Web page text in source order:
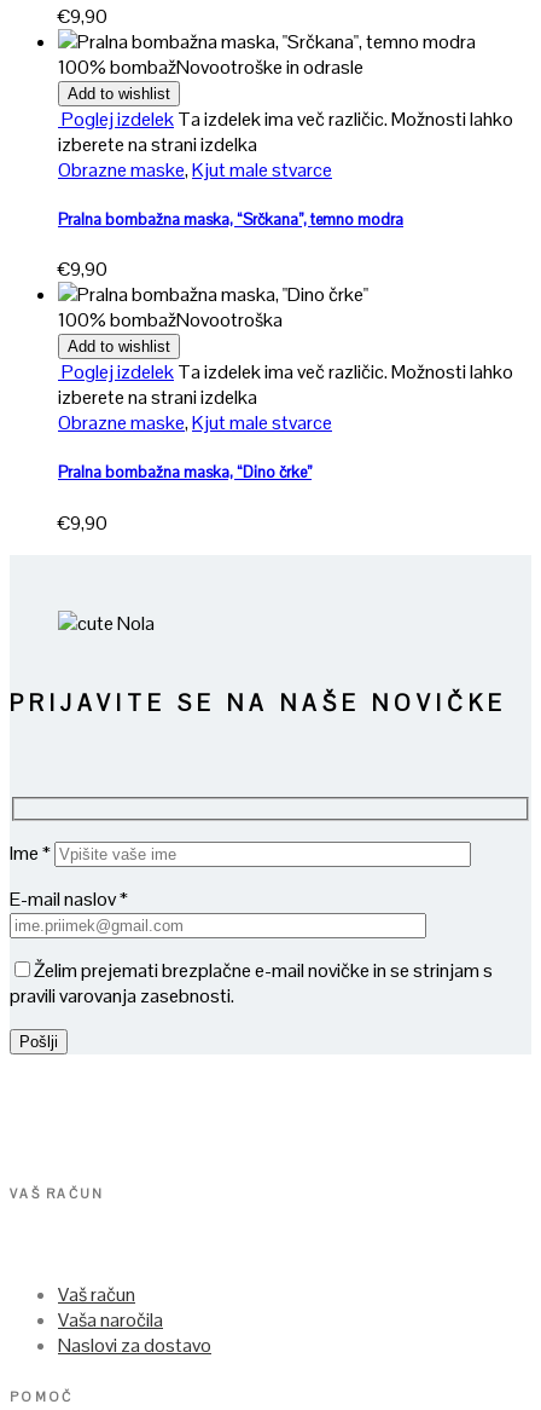
€9,90
100% bombažNovootroške in odrasle
Add to wishlist
Poglej izdelekTa izdelek ima več različic. Možnosti lahko
izberete na strani izdelka
Obrazne maske,Kjut male stvarce
Pralna bombažna maska, “Srčkana”, temno modra
€9,90
100% bombažNovootroška
Add to wishlist
Poglej izdelekTa izdelek ima več različic. Možnosti lahko
izberete na strani izdelka
Obrazne maske,Kjut male stvarce
Pralna bombažna maska, “Dino črke”
€9,90
PRIJAVITE SE NA NAŠE NOVIČKE
Ime *
E-mail naslov *
Želim prejemati brezplačne e-mail novičke in se strinjam s
pravili varovanja zasebnosti.
VAŠ RAČUN
Vaš račun
Vaša naročila
Naslovi za dostavo
POMOČ